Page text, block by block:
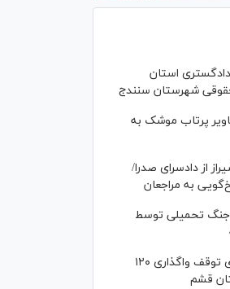
استان
شهرستان سنندج
پرتاب موشک به
از دادسرای صدرا/
به مراجعان
جنگ تحمیلی توسط
صدور دستور قضایی برای توقف واگذاری ۱۲۰
قشم